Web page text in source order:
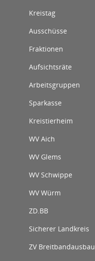
Kreistag
Ausschüsse
Fraktionen
Aufsichtsräte
Arbeitsgruppen
Sparkasse
Kreistierheim
WV Aich
WV Glems
WV Schwippe
WV Würm
ZD.BB
Sicherer Landkreis
ZV Breitbandausbau